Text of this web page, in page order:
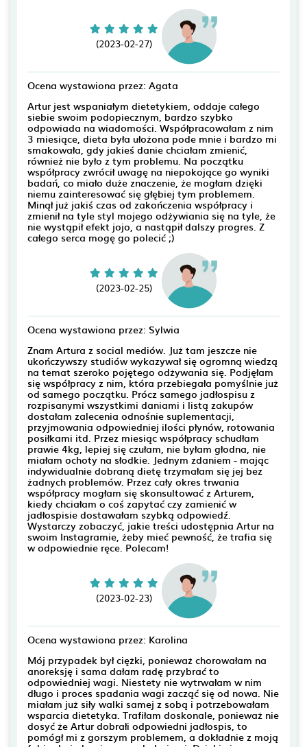
(2023-02-27)
Ocena wystawiona przez: Agata
Artur jest wspaniałym dietetykiem, oddaje całego
siebie swoim podopiecznym, bardzo szybko
odpowiada na wiadomości. Współpracowałam z nim
3 miesiące, dieta była ułożona pode mnie i bardzo mi
smakowała, gdy jakieś danie chciałam zmienić,
również nie było z tym problemu. Na początku
współpracy zwrócił uwagę na niepokojące go wyniki
badań, co miało duże znaczenie, że mogłam dzięki
niemu zainteresować się głębiej tym problemem.
Minął już jakiś czas od zakończenia współpracy i
zmienił na tyle styl mojego odżywiania się na tyle, że
nie wystąpił efekt jojo, a nastąpił dalszy progres. Z
całego serca mogę go polecić ;)
(2023-02-25)
Ocena wystawiona przez: Sylwia
Znam Artura z social mediów. Już tam jeszcze nie
ukończywszy studiów wykazywał się ogromną wiedzą
na temat szeroko pojętego odżywania się. Podjęłam
się współpracy z nim, która przebiegała pomyślnie już
od samego początku. Prócz samego jadłospisu z
rozpisanymi wszystkimi daniami i listą zakupów
dostałam zalecenia odnośnie suplementacji,
przyjmowania odpowiedniej ilości płynów, rotowania
posiłkami itd. Przez miesiąc współpracy schudłam
prawie 4kg, lepiej się czułam, nie byłam głodna, nie
miałam ochoty na słodkie. Jednym zdaniem - mając
indywidualnie dobraną dietę trzymałam się jej bez
żadnych problemów. Przez cały okres trwania
współpracy mogłam się skonsultować z Arturem,
kiedy chciałam o coś zapytać czy zamienić w
jadłospisie dostawałam szybką odpowiedź.
Wystarczy zobaczyć, jakie treści udostępnia Artur na
swoim Instagramie, żeby mieć pewność, że trafia się
w odpowiednie ręce. Polecam!
(2023-02-23)
Ocena wystawiona przez: Karolina
Mój przypadek był ciężki, ponieważ chorowałam na
anoreksję i sama dałam radę przybrać to
odpowiedniej wagi. Niestety nie wytrwałam w nim
długo i proces spadania wagi zacząć się od nowa. Nie
miałam już siły walki samej z sobą i potrzebowałam
wsparcia dietetyka. Trafiłam doskonale, ponieważ nie
dosyć że Artur dobrałi odpowiedni jadłospis, to
pomógł mi z gorszym problemem, a dokładnie z moją